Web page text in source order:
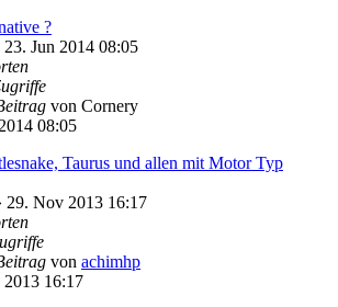
?
23. Jun 2014 08:05
von Cornery
08:05
Taurus und allen mit Motor Typ
29. Nov 2013 16:17
von achimhp
16:17